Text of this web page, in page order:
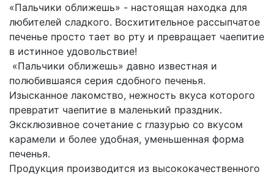
«Пальчики оближешь» - настоящая находка для
любителей сладкого. Восхитительное рассыпчатое
печенье просто тает во рту и превращает чаепитие
в истинное удовольствие!
«Пальчики оближешь» давно известная и
полюбившаяся серия сдобного печенья.
Изысканное лакомство, нежность вкуса которого
превратит чаепитие в маленький праздник.
Эксклюзивное сочетание с глазурью со вкусом
карамели и более удобная, уменьшенная форма
печенья.
Продукция производится из высококачественного